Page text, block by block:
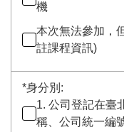
機
本次無法參加，
註課程資訊)
*身分別:
1. 公司登記在臺
稱、公司統一編